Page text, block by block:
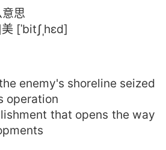
思
[ˈbitʃˌhɛd]
enemy's shoreline seized
operation
that opens the way